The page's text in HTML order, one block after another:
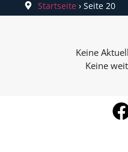
Startseite › Seite 20
Keine